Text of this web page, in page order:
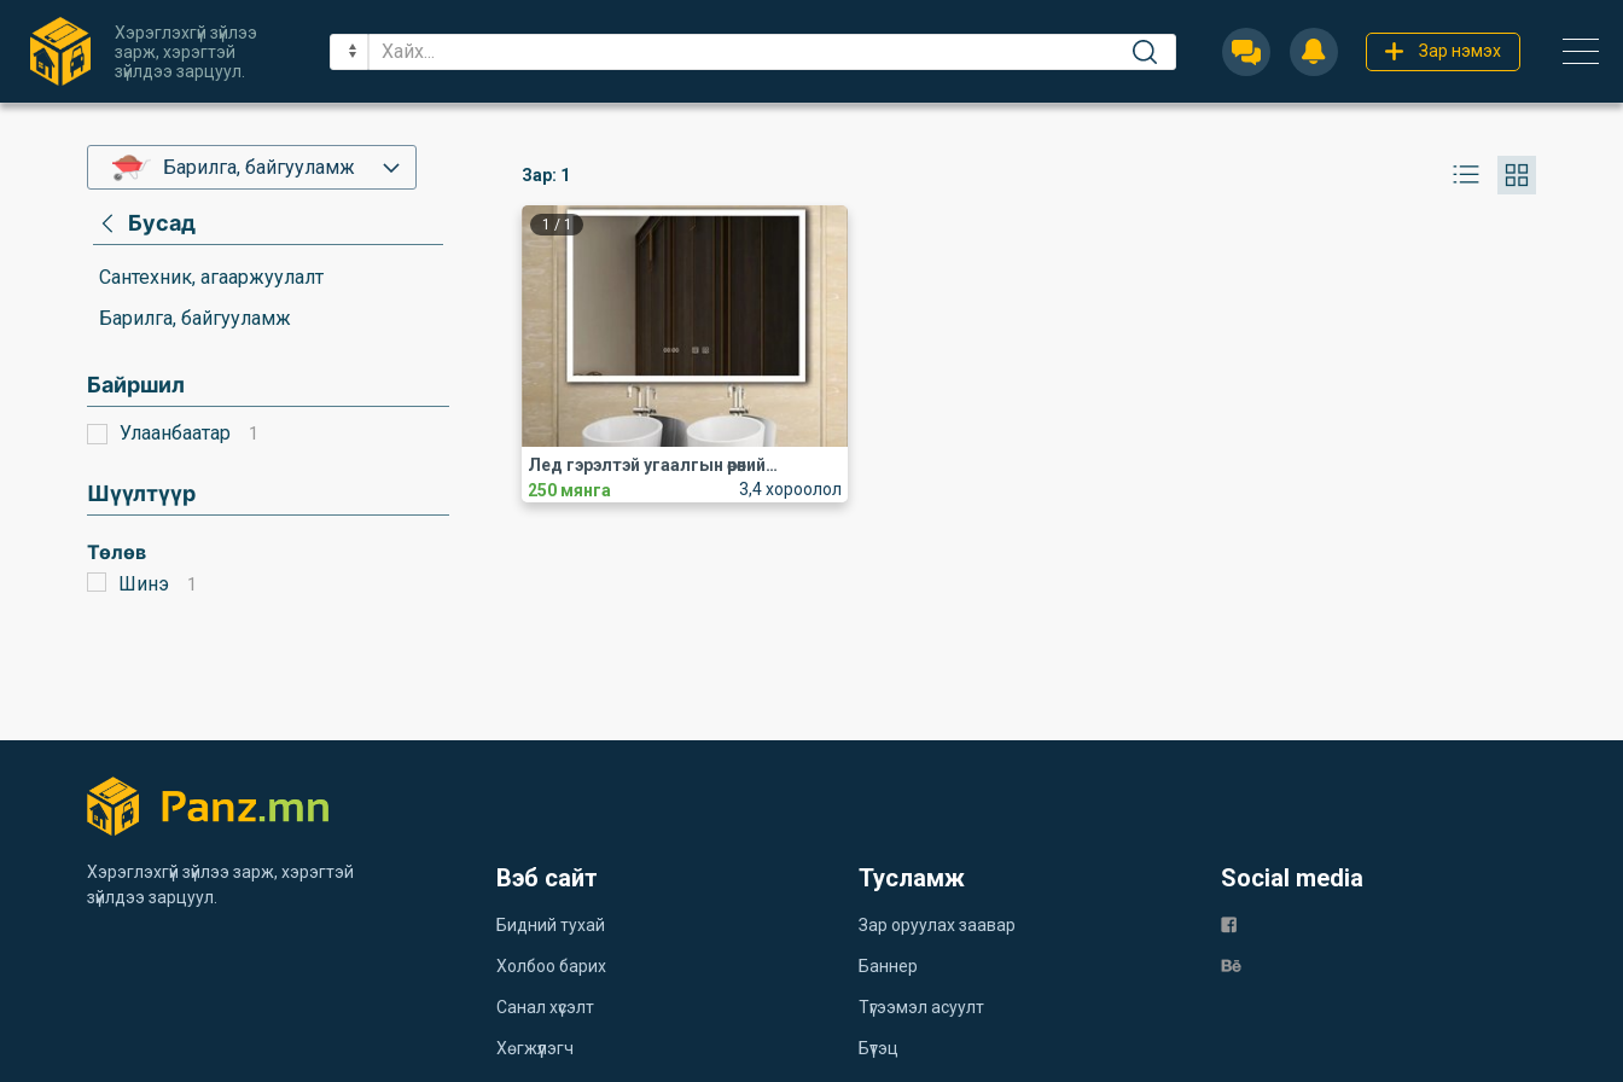
Хэрэглэхгүй зүйлээ
зарж, хэрэгтэй
зүйлдээ зарцуул.
Зар нэмэх
Барилга, байгууламж
Бусад
Сантехник, агааржуулалт
Барилга, байгууламж
Байршил
Улаанбаатар 1
Шүүлтүүр
Төлөв
Шинэ 1
Зар: 1
1 / 1
3,4 хороолол
Лед гэрэлтэй угаалгын өрөөний толь чимэглэлийн ванны ханын
250 мянга
Хэрэглэхгүй зүйлээ зарж, хэрэгтэй
зүйлдээ зарцуул.
Вэб сайт
Бидний тухай
Холбоо барих
Санал хүсэлт
Хөгжүүлэгч
Тусламж
Зар оруулах заавар
Баннер
Түгээмэл асуулт
Бүтэц
Social media